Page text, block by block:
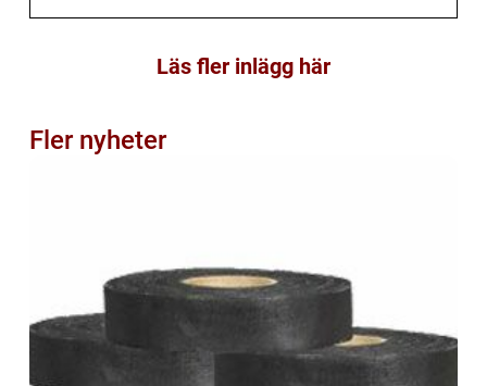
Läs fler inlägg här
Fler nyheter